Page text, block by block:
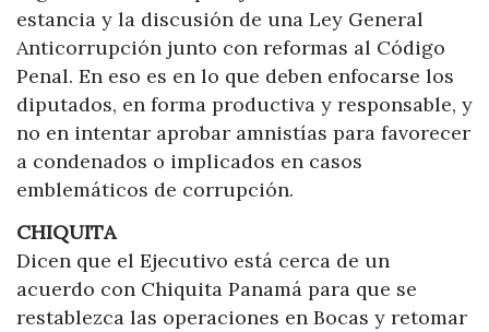
estancia y la discusión de una Ley General
Anticorrupción junto con reformas al Código
Penal. En eso es en lo que deben enfocarse los
diputados, en forma productiva y responsable, y
no en intentar aprobar amnistías para favorecer
a condenados o implicados en casos
emblemáticos de corrupción.
CHIQUITA
Dicen que el Ejecutivo está cerca de un
acuerdo con Chiquita Panamá para que se
restablezca las operaciones en Bocas y retomar